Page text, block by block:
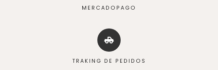
MERCADOPAGO
TRAKING DE PEDIDOS